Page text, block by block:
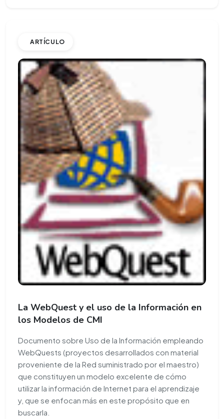
ARTÍCULO
La WebQuest y el uso de la Información en
los Modelos de CMI
Documento sobre Uso de la Información empleando
WebQuests (proyectos desarrollados con material
proveniente de la Red suministrado por el maestro)
que constituyen un modelo excelente de cómo
utilizar la información de Internet para el aprendizaje
y, que se enfocan más en este propósito que en
buscarla.